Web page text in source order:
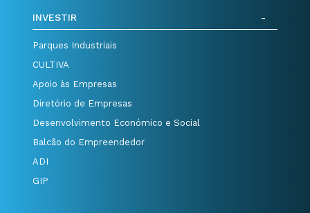
INVESTIR
Parques Industriais
CULTIVA
Apoio às Empresas
Diretório de Empresas
Desenvolvimento Económico e Social
Balcão do Empreendedor
ADI
GIP